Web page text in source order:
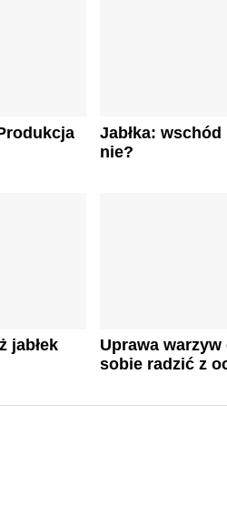
Jabłka:
nie?
jabłek
Uprawa
sobie radzić z